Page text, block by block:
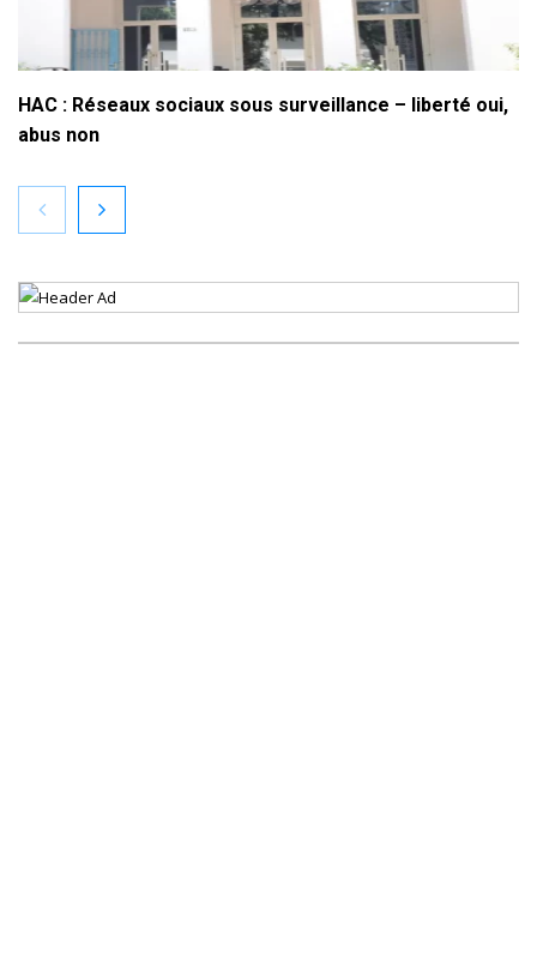
HAC : Réseaux sociaux sous surveillance – liberté oui,
abus non